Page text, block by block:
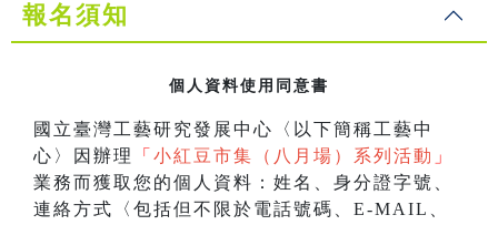
報名須知
個人資料使用同意書
國立臺灣工藝研究發展中心〈以下簡稱工藝中
心〉因辦理
「 小紅豆市集（八月場）系列活動 」
業務而獲取您的個人資料：姓名、身分證字號、
連絡方式〈包括但不限於電話號碼、E-MAIL、